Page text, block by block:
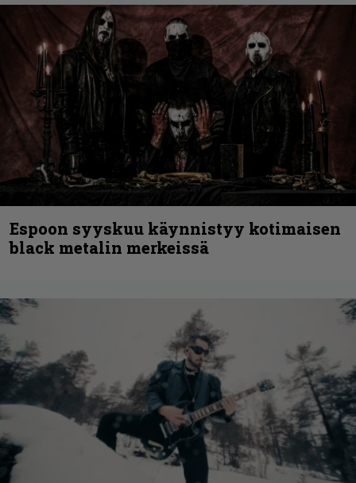
Espoon syyskuu käynnistyy kotimaisen
black metalin merkeissä